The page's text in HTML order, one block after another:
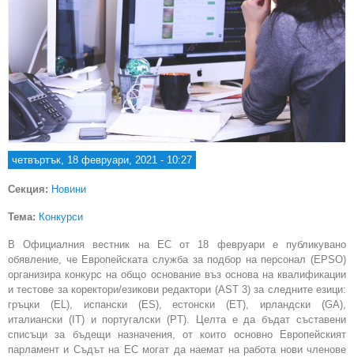
четвъртък, 18 февруари, 2021 - 10:27
Секция: Новини
Тема: Конкурси
В Официалния вестник на ЕС от 18 февруари е публикуванo
обявление, че Европейската служба за подбор на персонал (EPSO)
организира конкурс на общо основание въз основа на квалификации
и тестове за коректори/езикови редактори (AST 3) за следните езици:
гръцки (EL), испански (ES), естонски (ET), ирландски (GA),
италиански (IT) и португалски (PT). Целта е да бъдат съставени
списъци за бъдещи назначения, от които основно Европейският
парламент и Съдът на ЕС могат да наемат на работа нови членове